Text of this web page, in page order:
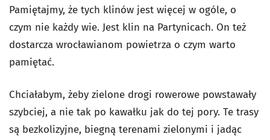
Pamiętajmy, że tych klinów jest więcej w ogóle, o
czym nie każdy wie. Jest klin na Partynicach. On też
dostarcza wrocławianom powietrza o czym warto
pamiętać.
Chciałabym, żeby zielone drogi rowerowe powstawały
szybciej, a nie tak po kawałku jak do tej pory. Te trasy
są bezkolizyjne, biegną terenami zielonymi i jadąc